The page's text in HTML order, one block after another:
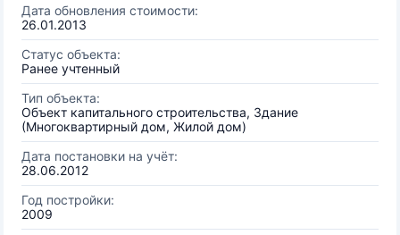
Дата обновления стоимости:
26.01.2013
Статус объекта:
Ранее учтенный
Тип объекта:
Объект капитального строительства, Здание
(Многоквартирный дом, Жилой дом)
Дата постановки на учёт:
28.06.2012
Год постройки:
2009